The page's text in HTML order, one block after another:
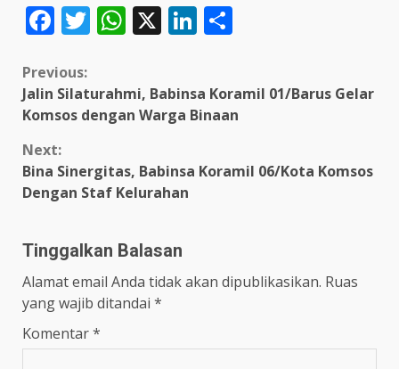
Facebook
Twitter
WhatsApp
X LinkedIn
Continue
Reading
Previous:
Jalin Silaturahmi, Babinsa Koramil 01/Barus Gelar
Komsos dengan Warga Binaan
Next:
Bina Sinergitas, Babinsa Koramil 06/Kota Komsos
Dengan Staf Kelurahan
Tinggalkan Balasan
Alamat email Anda tidak akan dipublikasikan. Ruas
yang wajib ditandai *
Komentar*